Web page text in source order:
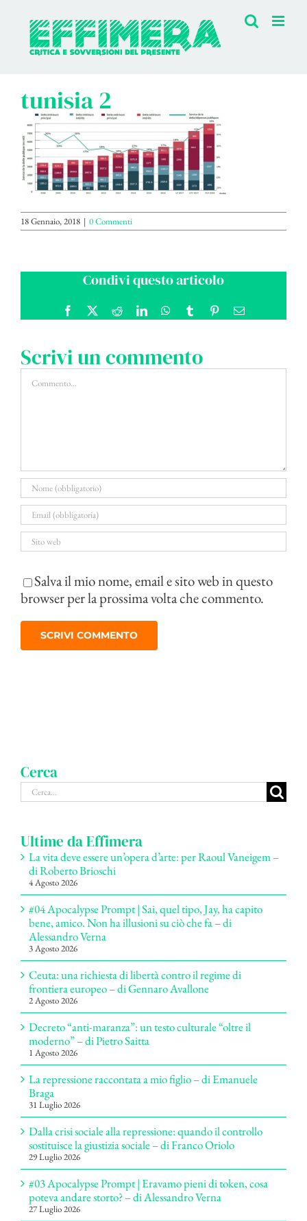
contenuto
tunisia 2
18 Gennaio, 2018 | 0 Commenti
Condivi questo articolo
Facebook RedditLinkedInWhatsApp
Tumblr PinterestEmail
Scrivi un commento
Commento
Salva il mio nome, email e sito web in questo
browser per la prossima volta che commento.
Cerca
Cerca
per:
Ultime da Effimera
La vita deve essere un’opera d’arte: per Raoul Vaneigem –
di Roberto Brioschi
4 Agosto 2026
#04 Apocalypse Prompt | Sai, quel tipo, Jay, ha capito
bene, amico. Non ha illusioni su ciò che fa – di
Alessandro Verna
3 Agosto 2026
Ceuta: una richiesta di libertà contro il regime di
frontiera europeo – di Gennaro Avallone
2 Agosto 2026
Decreto “anti-maranza”: un testo culturale “oltre il
moderno” – di Pietro Saitta
1 Agosto 2026
La repressione raccontata a mio figlio – di Emanuele
Braga
31 Luglio 2026
Dalla crisi sociale alla repressione: quando il controllo
sostituisce la giustizia sociale – di Franco Oriolo
29 Luglio 2026
#03 Apocalypse Prompt | Eravamo pieni di token, cosa
poteva andare storto? – di Alessandro Verna
27 Luglio 2026